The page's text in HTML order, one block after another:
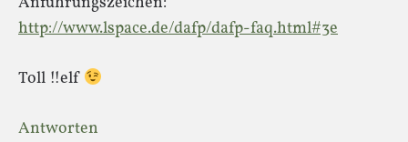
http://www.lspace.de/dafp/dafp-faq.html#3e
Toll !!elf
Antworten